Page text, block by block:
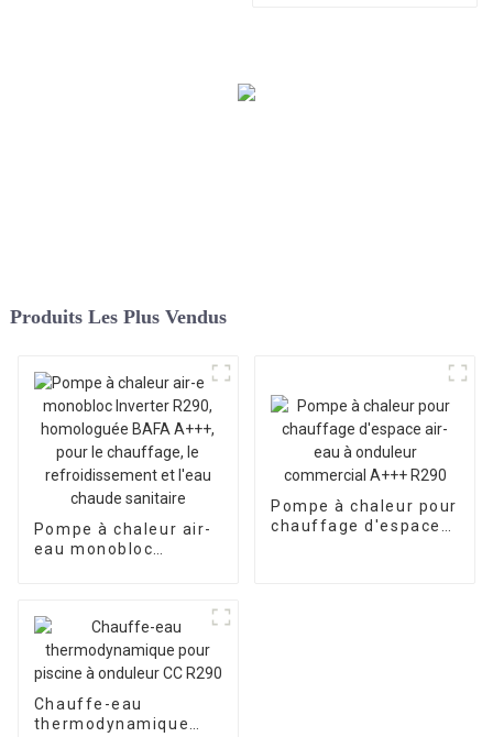
Produits Les Plus Vendus
Pompe à chaleur air-
eau monobloc
chauffage, le
refroidissement et
l'eau chaude
sanitaire
Pompe à chaleur pour
chauffage d'espace
Chauffe-eau
thermodynamique